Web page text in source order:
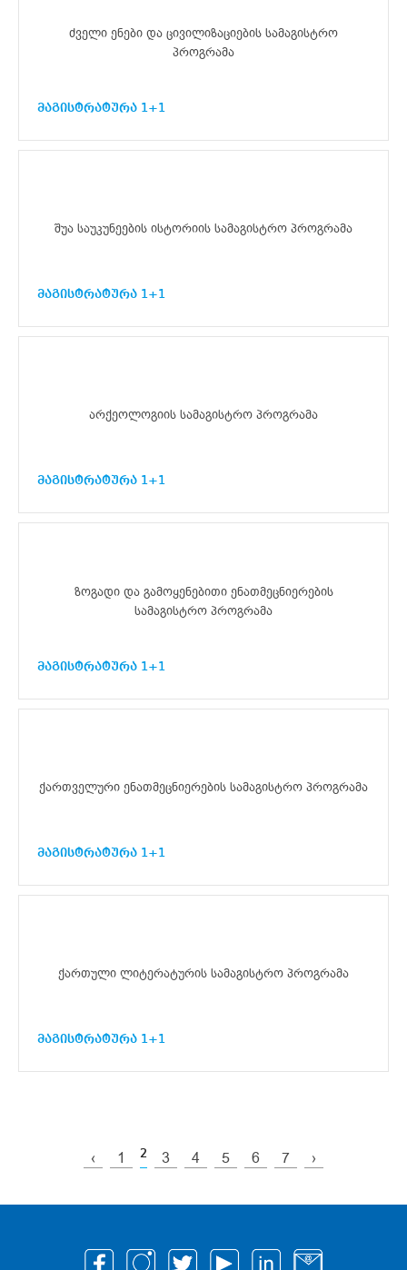
ძველი ენები და ცივილიზაციების სამაგისტრო
პროგრამა
მაგისტრატურა 1+1
შუა საუკუნეების ისტორიის სამაგისტრო პროგრამა
მაგისტრატურა 1+1
არქეოლოგიის სამაგისტრო პროგრამა
მაგისტრატურა 1+1
ზოგადი და გამოყენებითი ენათმეცნიერების
სამაგისტრო პროგრამა
მაგისტრატურა 1+1
ქართველური ენათმეცნიერების სამაგისტრო პროგრამა
მაგისტრატურა 1+1
ქართული ლიტერატურის სამაგისტრო პროგრამა
მაგისტრატურა 1+1
‹ 1 2 3 4 5 6 7 ›